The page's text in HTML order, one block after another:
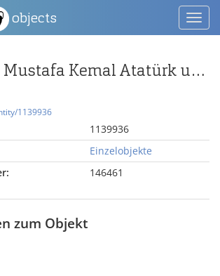
objects
Portrait des Mustafa Kemal Atatürk und des Nuri Conker im Kreis von Soldaten
1139936
1139936
Einzelobjekte
146461
zum Objekt